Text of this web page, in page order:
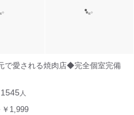
で愛される焼肉店◆完全個室完備
1545 人
￥1,999